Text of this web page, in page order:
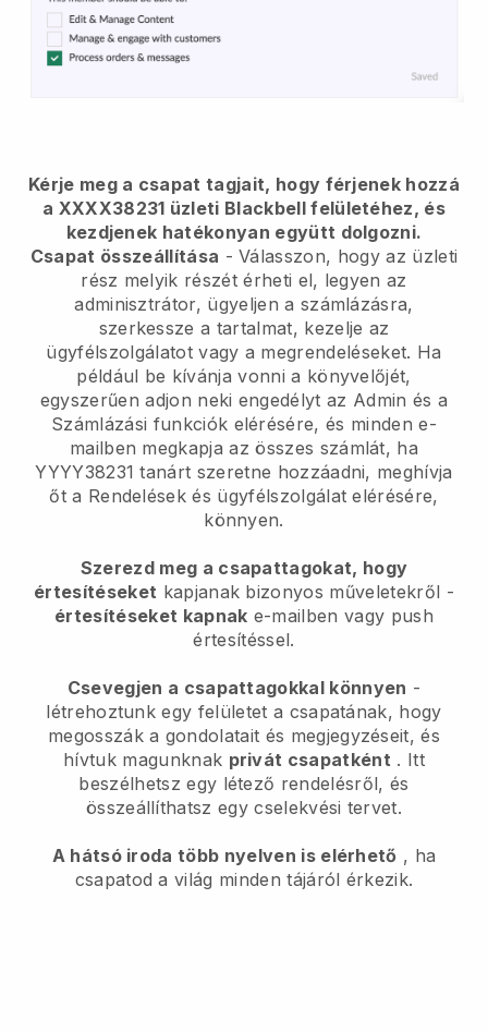
Kérje meg a csapat tagjait, hogy férjenek hozzá
a XXXX38231 üzleti Blackbell felületéhez, és
kezdjenek hatékonyan együtt dolgozni.
Csapat összeállítása - Válasszon, hogy az üzleti
rész melyik részét érheti el, legyen az
adminisztrátor, ügyeljen a számlázásra,
szerkessze a tartalmat, kezelje az
ügyfélszolgálatot vagy a megrendeléseket. Ha
például be kívánja vonni a könyvelőjét,
egyszerűen adjon neki engedélyt az Admin és a
Számlázási funkciók elérésére, és minden e-
mailben megkapja az összes számlát, ha
YYYY38231 tanárt szeretne hozzáadni, meghívja
őt a Rendelések és ügyfélszolgálat elérésére,
könnyen.
Szerezd meg a csapattagokat, hogy
értesítéseket kapjanak bizonyos műveletekről -
értesítéseket kapnak e-mailben vagy push
értesítéssel.
Csevegjen a csapattagokkal könnyen -
létrehoztunk egy felületet a csapatának, hogy
megosszák a gondolatait és megjegyzéseit, és
hívtuk magunknak privát csapatként . Itt
beszélhetsz egy létező rendelésről, és
összeállíthatsz egy cselekvési tervet.
A hátsó iroda több nyelven is elérhető , ha
csapatod a világ minden tájáról érkezik.